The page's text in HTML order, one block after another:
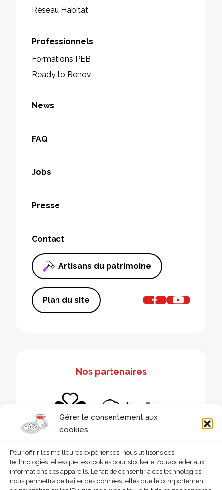
Gérer le consentement aux
cookies
Pour offrir les meilleures expériences, nous utilisons des
technologies telles que les cookies pour stocker et/ou accéder aux
informations des appareils. Le fait de consentir à ces technologies
nous permettra de traiter des données telles que le comportement
Réseau Habitat
Professionnels
Formations PEB
Ready to Renov
News
FAQ
Jobs
Presse
Contact
Artisans du patrimoine
Plan du site
Nos partenaires